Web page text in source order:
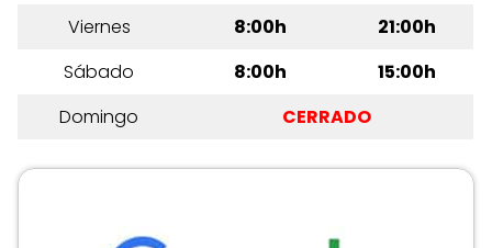
Viernes
8:00h
21:00h
Sábado
8:00h
15:00h
Domingo
CERRADO